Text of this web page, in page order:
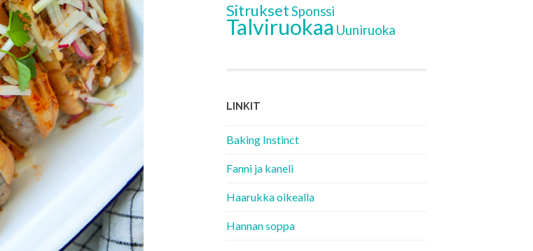
SitruksetSponssi
Talviruokaa Uuniruoka
LINKIT
Baking Instinct
Fanni ja kaneli
Haarukka oikealla
Hannan soppa